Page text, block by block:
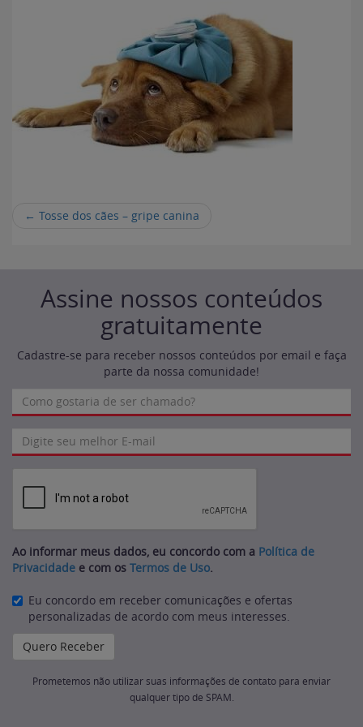
← Tosse dos cães – gripe canina
Assine nossos conteúdos
gratuitamente
Cadastre-se para receber nossos conteúdos por email e faça
parte da nossa comunidade!
Ao informar meus dados, eu concordo com a Política de
Privacidade e com os Termos de Uso.
Eu concordo em receber comunicações e ofertas
personalizadas de acordo com meus interesses.
Prometemos não utilizar suas informações de contato para enviar
qualquer tipo de SPAM.